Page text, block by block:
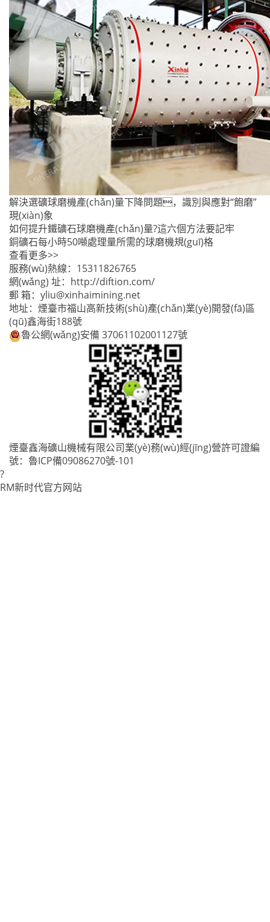
解決選礦球磨機產(chǎn)量下降問題，識別與應對“飽磨”
現(xiàn)象
如何提升鐵礦石球磨機產(chǎn)量?這六個方法要記牢
銅礦石每小時50噸處理量所需的球磨機規(guī)格
查看更多>>
服務(wù)熱線： 15311826765
網(wǎng) 址： http://diftion.com/
郵 箱： yliu@xinhaimining.net
地址：煙臺市福山高新技術(shù)產(chǎn)業(yè)開發(fā)區
(qū)鑫海街188號
魯公網(wǎng)安備 37061102001127號
煙臺鑫海礦山機械有限公司業(yè)務(wù)經(jīng)營許可證編
號： 魯ICP備09086270號-101
?
RM新时代官方网站